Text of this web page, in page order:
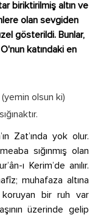
biriktirilmiş altın ve
olan sevgiden
gösterildi. Bunlar,
katındaki en
olsun ki)
Zat’ında yok olur.
sığınmış olan
ı Kerim’de anılır.
muhafaza altına
koruyan bir ruh var
üzerinde gelip